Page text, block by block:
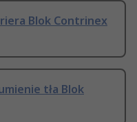
Blok Contrinex
tła Blok